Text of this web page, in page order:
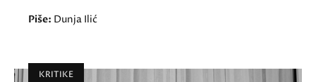
Piše: Dunja Ilić
KRITIKE